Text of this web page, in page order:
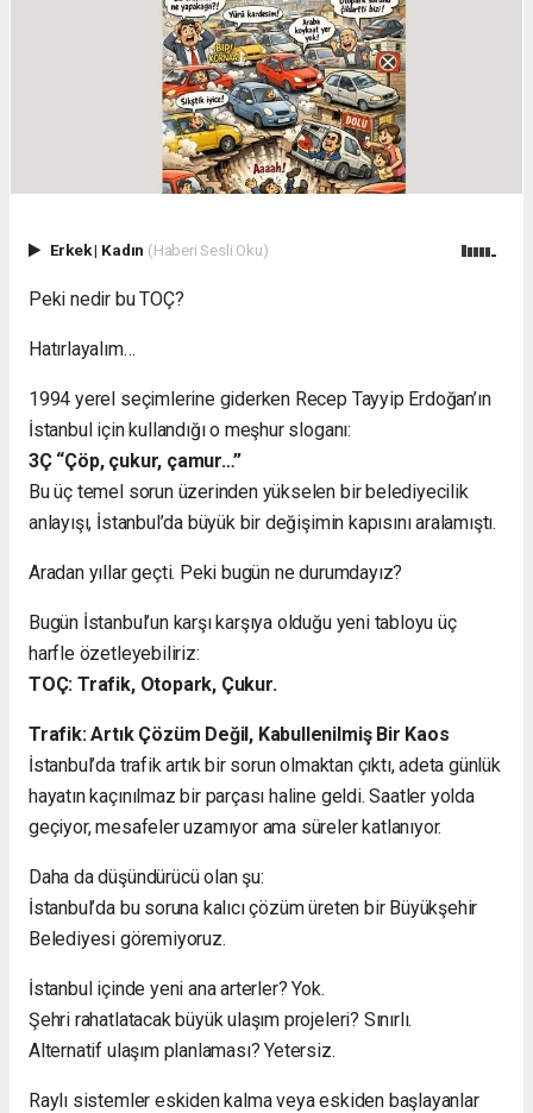
Erkek| Kadın (Haberi Sesli Oku)
Peki nedir bu TOÇ?
Hatırlayalım…
1994 yerel seçimlerine giderken Recep Tayyip Erdoğan’ın
İstanbul için kullandığı o meşhur sloganı:
3Ç “Çöp, çukur, çamur…”
Bu üç temel sorun üzerinden yükselen bir belediyecilik
anlayışı, İstanbul’da büyük bir değişimin kapısını aralamıştı.
Aradan yıllar geçti. Peki bugün ne durumdayız?
Bugün İstanbul’un karşı karşıya olduğu yeni tabloyu üç
harfle özetleyebiliriz:
TOÇ: Trafik, Otopark, Çukur.
Trafik: Artık Çözüm Değil, Kabullenilmiş Bir Kaos
İstanbul’da trafik artık bir sorun olmaktan çıktı, adeta günlük
hayatın kaçınılmaz bir parçası haline geldi. Saatler yolda
geçiyor, mesafeler uzamıyor ama süreler katlanıyor.
Daha da düşündürücü olan şu:
İstanbul’da bu soruna kalıcı çözüm üreten bir Büyükşehir
Belediyesi göremiyoruz.
İstanbul içinde yeni ana arterler? Yok.
Şehri rahatlatacak büyük ulaşım projeleri? Sınırlı.
Alternatif ulaşım planlaması? Yetersiz.
Raylı sistemler eskiden kalma veya eskiden başlayanlar